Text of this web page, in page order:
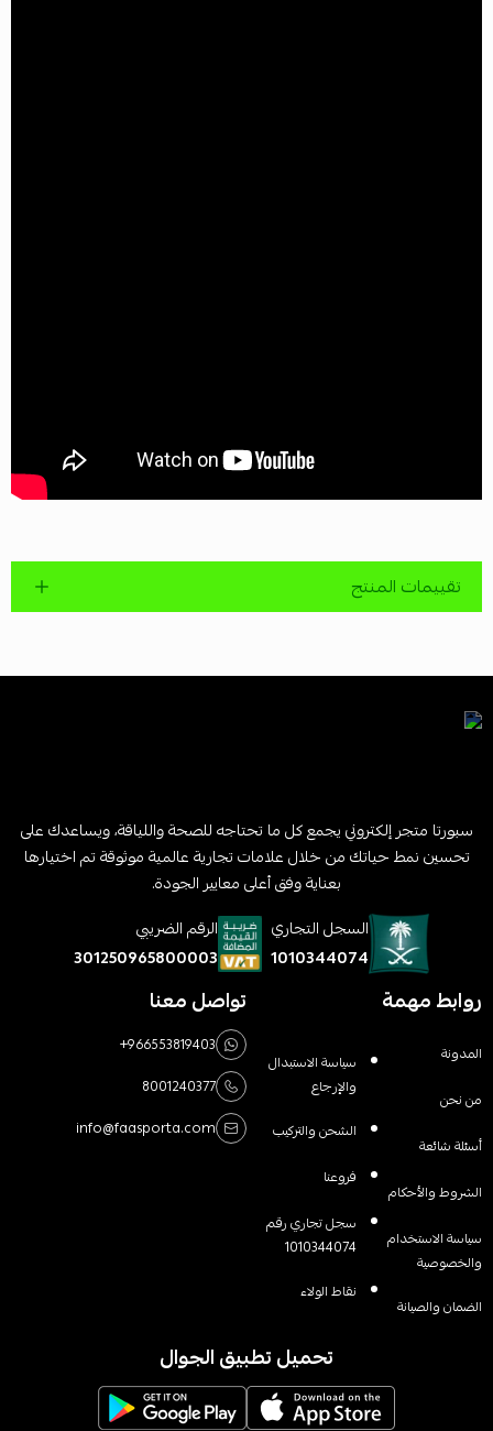
تقييمات المنتج
سبورتا متجر إلكتروني يجمع كل ما تحتاجه للصحة واللياقة، ويساعدك على
تحسين نمط حياتك من خلال علامات تجارية عالمية موثوقة تم اختيارها
بعناية وفق أعلى معايير الجودة.
السجل التجاري
1010344074
الرقم الضريبي
301250965800003
روابط مهمة
المدونة
من نحن
أسئلة شائعة
الشروط والأحكام
سياسة الاستخدام
والخصوصية
الضمان والصيانة
سياسة الاستبدال
والإرجاع
الشحن والتركيب
فروعنا
سجل تجاري رقم
1010344074
نقاط الولاء
تواصل معنا
+966553819403
8001240377
info@faasporta.com
تحميل تطبيق الجوال